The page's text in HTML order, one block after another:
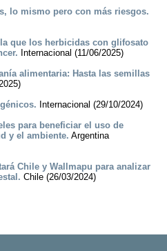
lo mismo pero con más riesgos.
que los herbicidas con glifosato
Internacional (11/06/2025)
alimentaria: Hasta las semillas
Internacional (29/10/2024)
para beneficiar el uso de
y el ambiente. Argentina
Chile y Wallmapu para analizar
Chile (26/03/2024)